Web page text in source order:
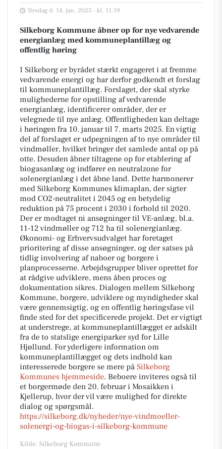
Tirsdag d. 14. jan. 2025 - kl. 11:19
Silkeborg Kommune åbner op for nye vedvarende
energianlæg med kommuneplantillæg og
offentlig høring
I Silkeborg er byrådet stærkt engageret i at fremme
vedvarende energi og har derfor godkendt et forslag
til kommuneplantillæg. Forslaget, der skal styrke
mulighederne for opstilling af vedvarende
energianlæg, identificerer områder, der er
velegnede til nye anlæg. Offentligheden kan deltage
i høringen fra 10. januar til 7. marts 2025. En vigtig
del af forslaget er udpegningen af to nye områder til
vindmøller, hvilket bringer det samlede antal op på
otte. Desuden åbner tiltagene op for etablering af
biogasanlæg og indfører en neutralzone for
solenergianlæg i det åbne land. Dette harmonerer
med Silkeborg Kommunes klimaplan, der sigter
mod CO2-neutralitet i 2045 og en betydelig
reduktion på 75 procent i 2030 i forhold til 2020.
Der er modtaget ni ansøgninger til VE-anlæg, bl.a.
11-12 vindmøller og 712 ha til solenergianlæg.
Økonomi- og Erhvervsudvalget har foretaget
prioritering af disse ansøgninger, og der satses på
tidlig involvering af naboer og borgere i
planprocesserne. Arbejdsgrupper bliver oprettet for
at rådgive udviklere, mens åben proces og
dokumentation sikres. Dialogen mellem Silkeborg
Kommune, borgere, udviklere og myndigheder skal
være gennemsigtig, og en offentlig høringsfase vil
finde sted for det specificerede projekt. Det er vigtigt
at understrege, at kommuneplantillægget er adskilt
fra de to statslige energiparker syd for Lille
Hjøllund. For yderligere information om
kommuneplantillægget og dets indhold kan
interesserede borgere se mere på Silkeborg
Kommunes hjemmeside. Beboere inviteres også til
et borgermøde den 20. februar i Mosaikken i
Kjellerup, hvor der vil være mulighed for direkte
dialog og spørgsmål.
https://silkeborg.dk/nyheder/nye-vindmoeller-
solenergi-og-biogas-i-silkeborg-kommune
Kilde: Silkeborg Kommune